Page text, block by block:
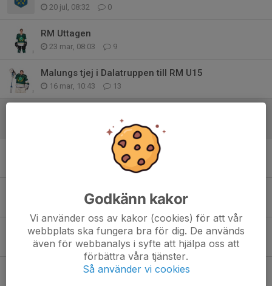
20 jul, 08:32 0
RM Uttagen
23 mar, 08:03 9
Malungs tjej i Dalatruppen till RM U15
16 mar, 10:43 13
0
Inställda aktiviteter lördag 10/1
10 jan, 09:56 0
Grattis Svea Nordqvist
19 dec 2025 5
Silvertjejer i TV pucken
Godkänn kakor
Vi använder oss av kakor (cookies) för att vår
webbplats ska fungera bra för dig. De används
även för webbanalys i syfte att hjälpa oss att
förbättra våra tjänster.
Så använder vi cookies